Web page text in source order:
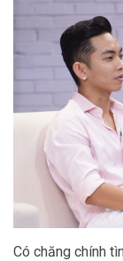
Có chăng chính